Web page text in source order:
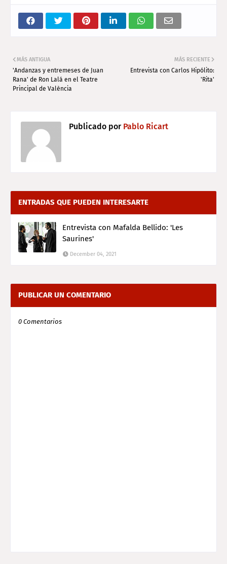
MÁS RECIENTE
Entrevista con Carlos Hipólito:
'Rita'
MÁS ANTIGUA
'Andanzas y entremeses de Juan
Rana' de Ron Lalá en el Teatre
Principal de València
Publicado porPablo Ricart
ENTRADAS QUE PUEDEN INTERESARTE
Entrevista con Mafalda Bellido: 'Les
Saurines'
December 04, 2021
PUBLICAR UN COMENTARIO
0 Comentarios